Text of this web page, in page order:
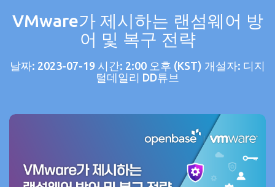
VMware가 제시하는 랜섬웨어 방
어 및 복구 전략
날짜: 2023-07-19 시간: 2:00 오후 (KST) 개설자: 디지
털데일리 DD튜브